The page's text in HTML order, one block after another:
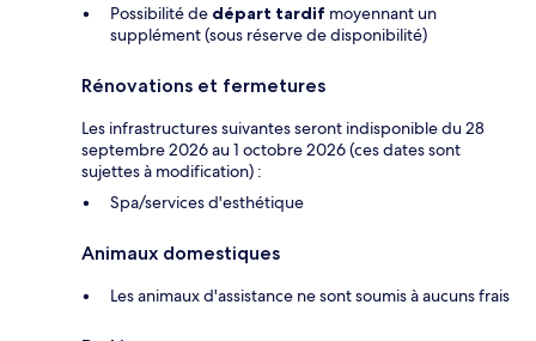
Possibilité de départ tardif moyennant un
supplément (sous réserve de disponibilité)
Rénovations et fermetures
Les infrastructures suivantes seront indisponible du 28
septembre 2026 au 1 octobre 2026 (ces dates sont
sujettes à modification) :
Spa/services d'esthétique
Animaux domestiques
Les animaux d'assistance ne sont soumis à aucuns frais